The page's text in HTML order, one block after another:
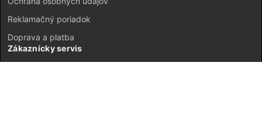
Reklamačný poriadok
Doprava a platba
Zákaznícky servis